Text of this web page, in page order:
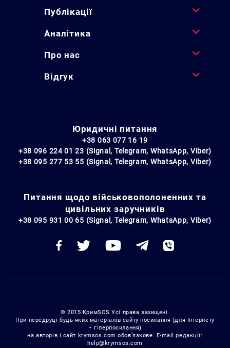
Публікації
Аналітика
Про нас
Відгук
Юридичні питання
+38 063 077 16 19
+38 096 224 01 23 (Signal, Telegram, WhatsApp, Viber)
+38 095 277 53 55 (Signal, Telegram, WhatsApp, Viber)
Питання щодо військовополоненних та
цивільних заручників
+38 095 931 00 65 (Signal, Telegram, WhatsApp, Viber)
© 2015 КримSOS Усі права захищені.
При передруці будь-яких матеріалів сайту посилання (для Інтернету
– гіперпосилання)
на авторів і сайт krymsos.com обов’язкове. E-mail редакції:
help@krymsos.com